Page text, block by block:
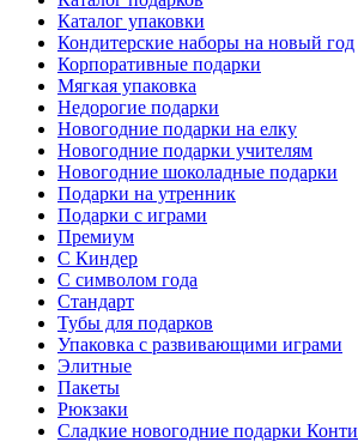
Каталог упаковки
Кондитерские наборы на новый год
Корпоративные подарки
Мягкая упаковка
Недорогие подарки
Новогодние подарки на елку
Новогодние подарки учителям
Новогодние шоколадные подарки
Подарки на утренник
Подарки с играми
Премиум
С Киндер
С символом года
Стандарт
Тубы для подарков
Упаковка с развивающими играми
Элитные
Пакеты
Рюкзаки
Сладкие новогодние подарки Конти